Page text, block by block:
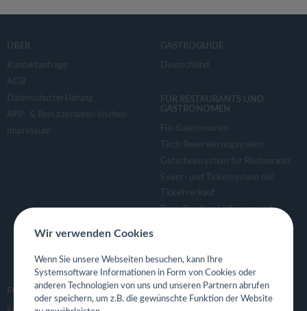
ÜBER
Kontaktanfrage
AGB
Datenschutzerklärung
APP- & Benutzerdaten löschen
Impressum
GASTROGUIDE
Deutschland
FÜR RESTAURANTS UND
GASTRONOMEN
Für Gastronomen
Tisch Reservierungsystem
Gutscheinsystem für Restaurants
Event- und Ticketsystem mit
Ticketverkauf
Bestellsystem Lieferung und
Eigene App für Restaurant
FOLGE UNS
Wir verwenden Cookies
Wenn Sie unsere Webseiten besuchen, kann Ihre
Systemsoftware Informationen in Form von Cookies oder
anderen Technologien von uns und unseren Partnern abrufen
oder speichern, um z.B. die gewünschte Funktion der Website